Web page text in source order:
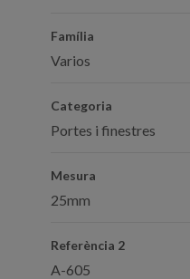
Família
Varios
Categoria
Portes i finestres
Mesura
25mm
Referència 2
A-605